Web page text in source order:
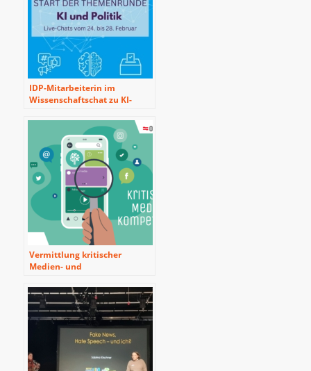
politische Bildung
IDP-Mitarbeiterin im
Wissenschaftschat zu KI-
deutschsprachigen
Schüler*innen aus aller Welt
Vermittlung kritischer
Medien- und
informellen
Bildungskontexten: Das
Beispiel der ‘Speak Up!
Tagung’ aus Ostbelgien